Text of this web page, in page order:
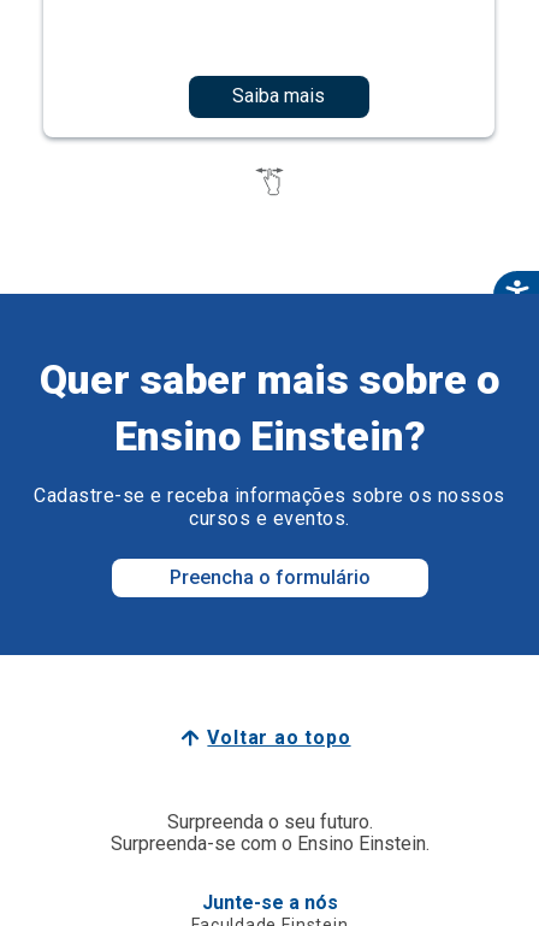
Saiba mais
Quer saber mais sobre o
Ensino Einstein?
Cadastre-se e receba informações sobre os nossos
cursos e eventos.
Preencha o formulário
Voltar ao topo
Surpreenda o seu futuro.
Surpreenda-se com o Ensino Einstein.
Junte-se a nós